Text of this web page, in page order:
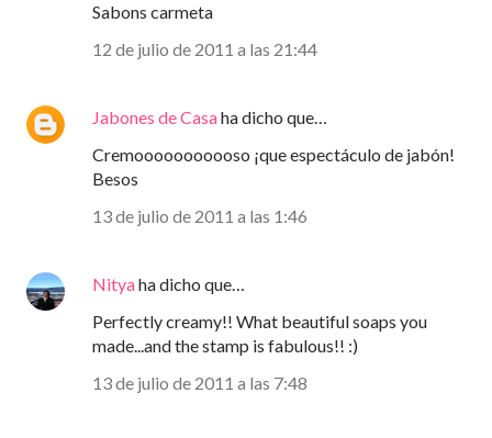
Sabons carmeta
12 de julio de 2011 a las 21:44
Jabones de Casaha dicho que…
Cremooooooooooso ¡que espectáculo de jabón!
Besos
13 de julio de 2011 a las 1:46
Nityaha dicho que…
Perfectly creamy!! What beautiful soaps you
made...and the stamp is fabulous!! :)
13 de julio de 2011 a las 7:48